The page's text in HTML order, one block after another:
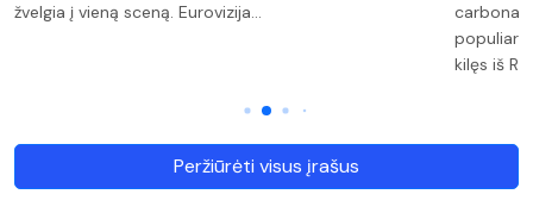
žvelgia į vieną sceną. Eurovizija…
kilęs iš
Peržiūrėti visus įrašus